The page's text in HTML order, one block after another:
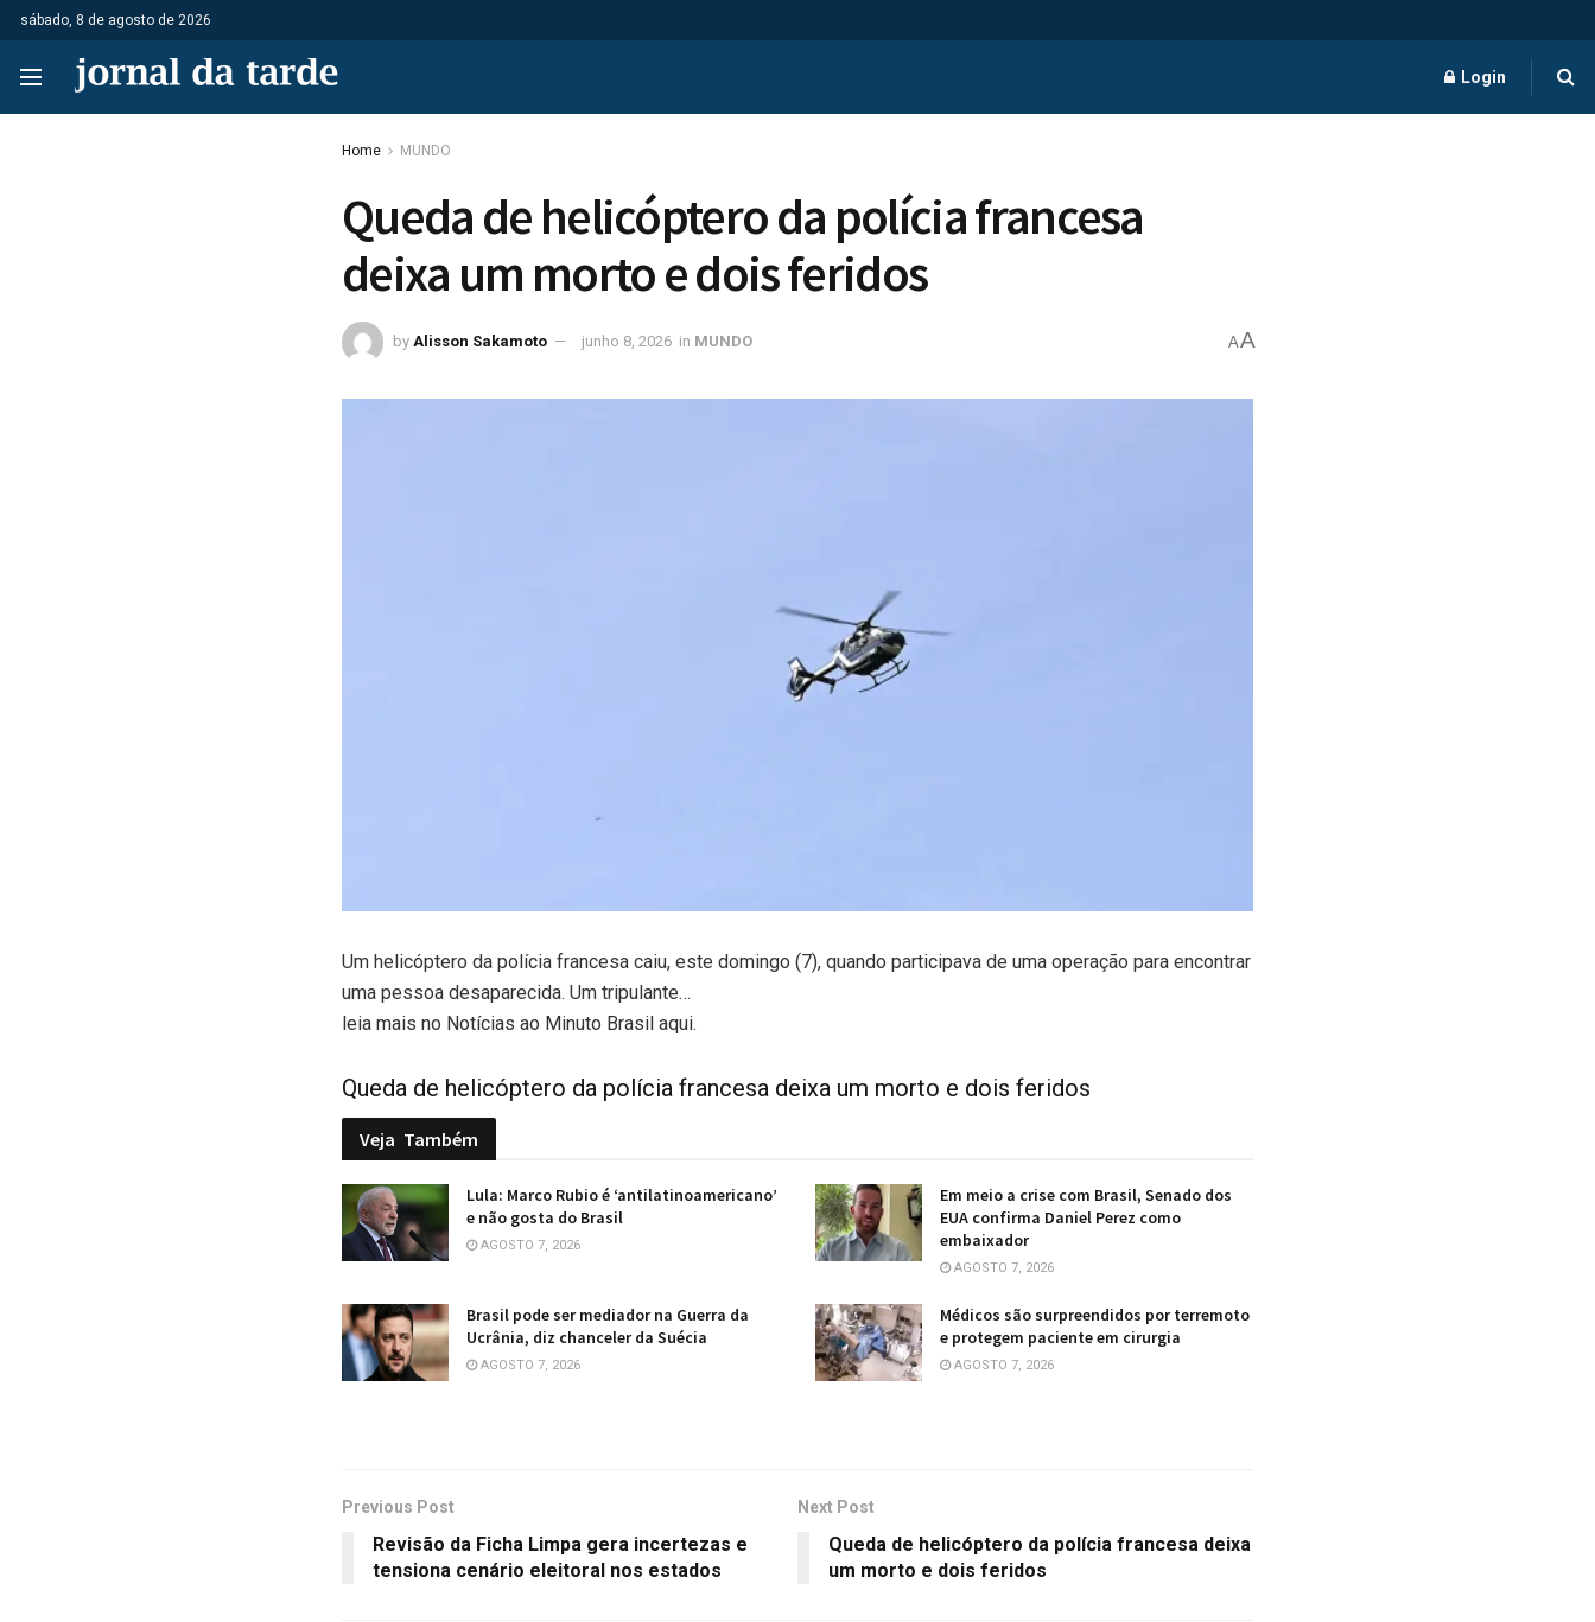
sábado, 8 de agosto de 2026
Login
Home MUNDO
Queda de helicóptero da polícia francesa
deixa um morto e dois feridos
by Alisson Sakamoto junho 8, 2026 in MUNDO AA
Um helicóptero da polícia francesa caiu, este domingo (7), quando participava de uma operação para encontrar
uma pessoa desaparecida. Um tripulante…
leia mais no Notícias ao Minuto Brasil aqui.
Queda de helicóptero da polícia francesa deixa um morto e dois feridos
Veja Também
Lula: Marco Rubio é ‘antilatinoamericano’
e não gosta do Brasil
AGOSTO 7, 2026
Em meio a crise com Brasil, Senado dos
EUA confirma Daniel Perez como
embaixador
AGOSTO 7, 2026
Brasil pode ser mediador na Guerra da
Ucrânia, diz chanceler da Suécia
AGOSTO 7, 2026
Médicos são surpreendidos por terremoto
e protegem paciente em cirurgia
AGOSTO 7, 2026
Previous Post
Revisão da Ficha Limpa gera incertezas e
tensiona cenário eleitoral nos estados
Next Post
Queda de helicóptero da polícia francesa deixa
um morto e dois feridos